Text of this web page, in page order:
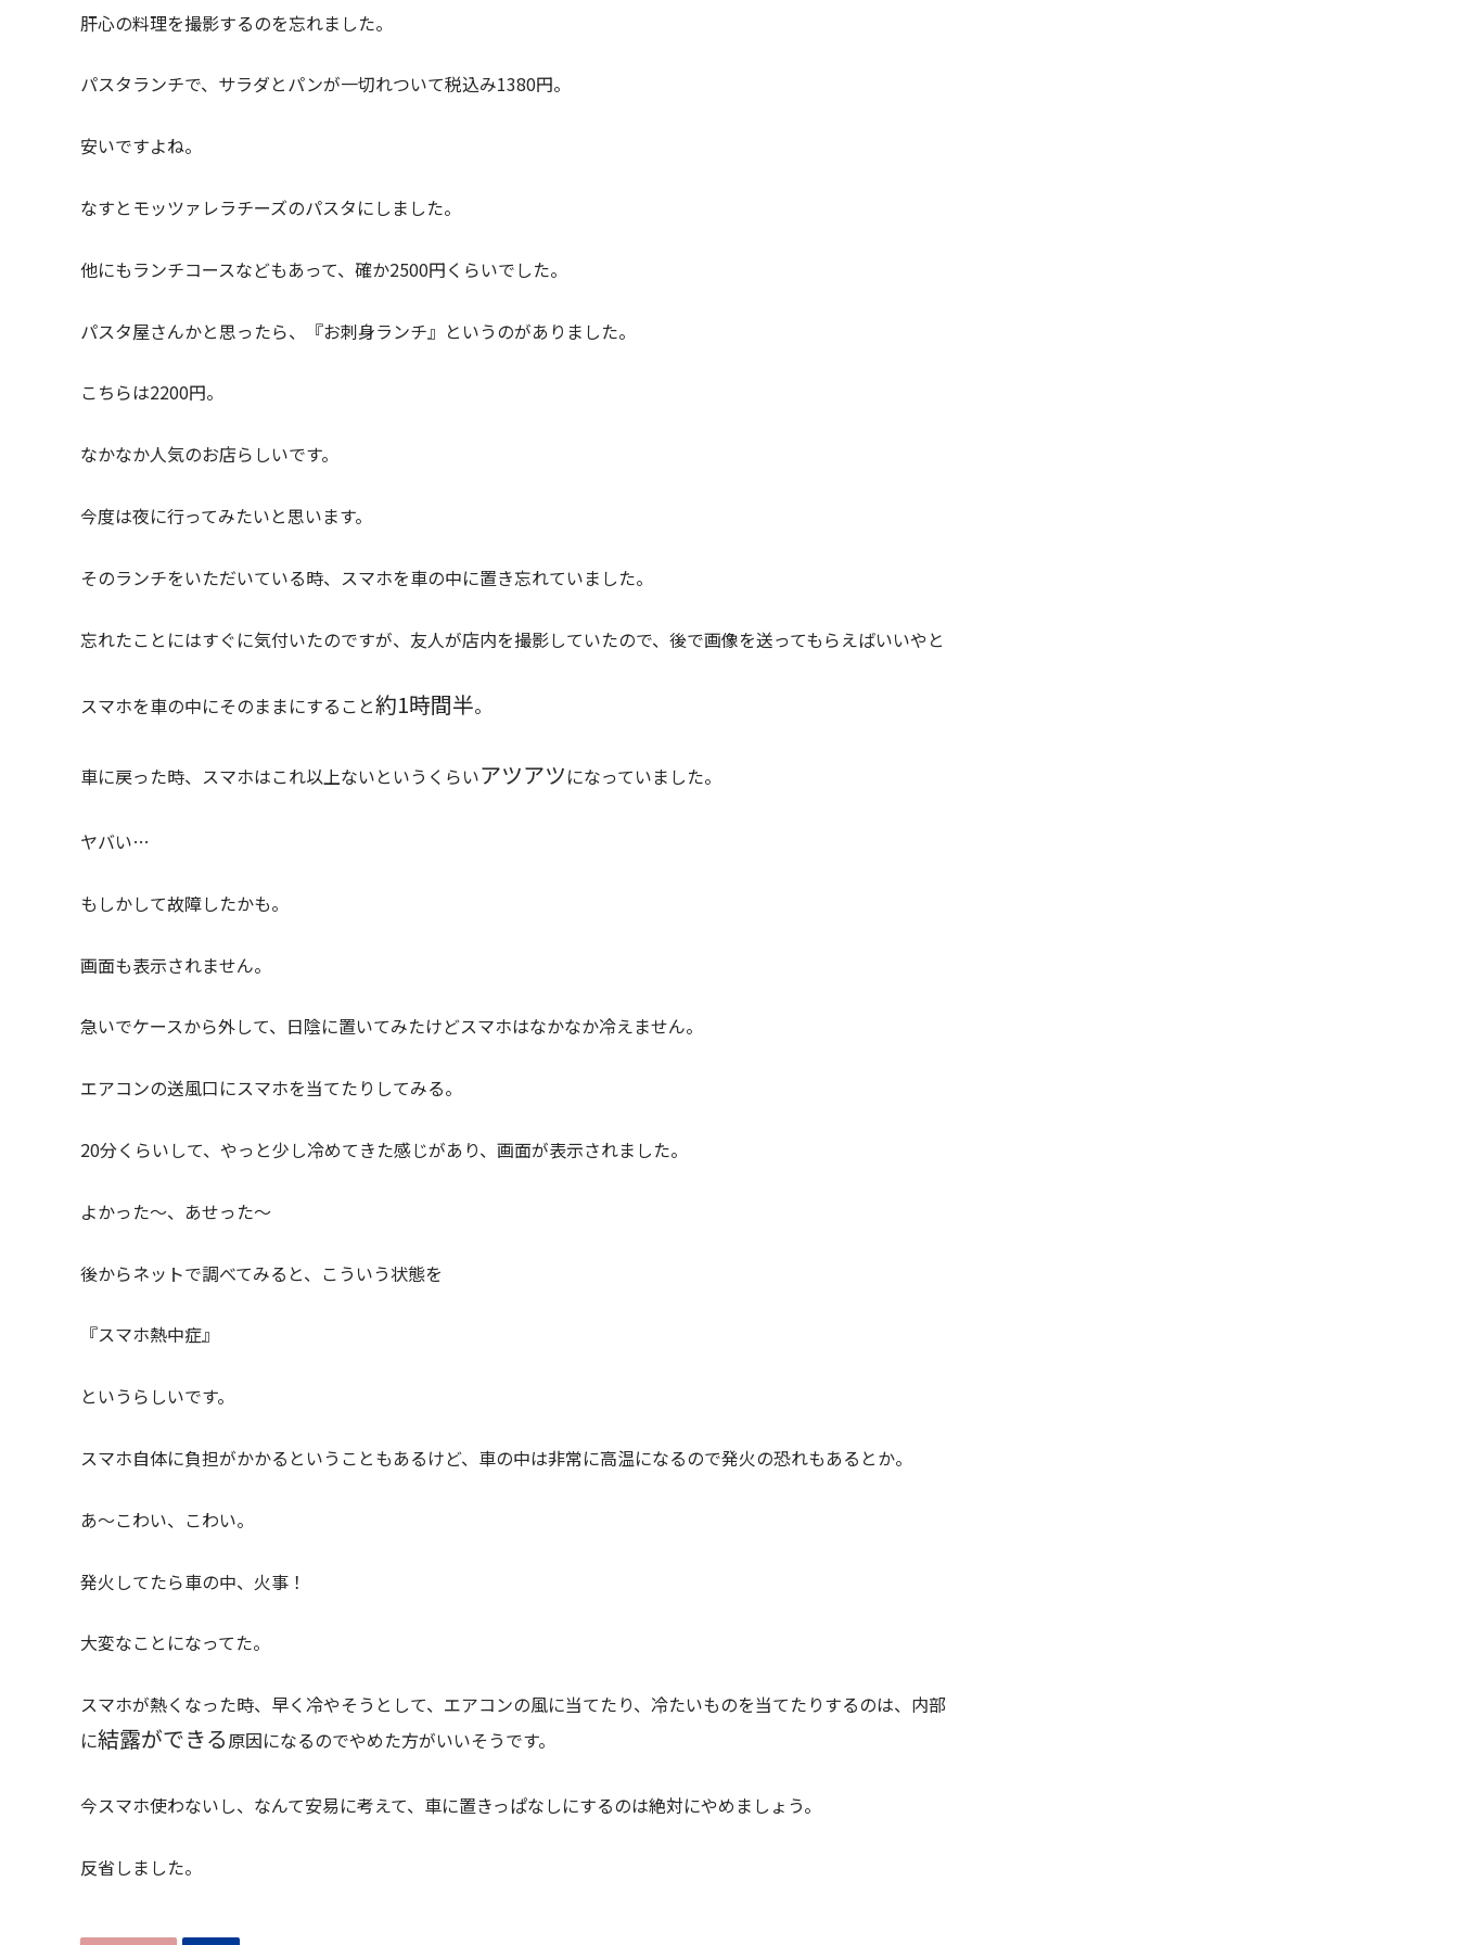
肝心の料理を撮影するのを忘れました。
パスタランチで、サラダとパンが一切れついて税込み1380円。
安いですよね。
なすとモッツァレラチーズのパスタにしました。
他にもランチコースなどもあって、確か2500円くらいでした。
パスタ屋さんかと思ったら、『お刺身ランチ』というのがありました。
こちらは2200円。
なかなか人気のお店らしいです。
今度は夜に行ってみたいと思います。
そのランチをいただいている時、スマホを車の中に置き忘れていました。
忘れたことにはすぐに気付いたのですが、友人が店内を撮影していたので、後で画像を送ってもらえばいいやと
スマホを車の中にそのままにすること約1時間半。
車に戻った時、スマホはこれ以上ないというくらいアツアツになっていました。
ヤバい…
もしかして故障したかも。
画面も表示されません。
急いでケースから外して、日陰に置いてみたけどスマホはなかなか冷えません。
エアコンの送風口にスマホを当てたりしてみる。
20分くらいして、やっと少し冷めてきた感じがあり、画面が表示されました。
よかった～、あせった～
後からネットで調べてみると、こういう状態を
『スマホ熱中症』
というらしいです。
スマホ自体に負担がかかるということもあるけど、車の中は非常に高温になるので発火の恐れもあるとか。
あ～こわい、こわい。
発火してたら車の中、火事！
大変なことになってた。
スマホが熱くなった時、早く冷やそうとして、エアコンの風に当てたり、冷たいものを当てたりするのは、内部
に結露ができる原因になるのでやめた方がいいそうです。
今スマホ使わないし、なんて安易に考えて、車に置きっぱなしにするのは絶対にやめましょう。
反省しました。